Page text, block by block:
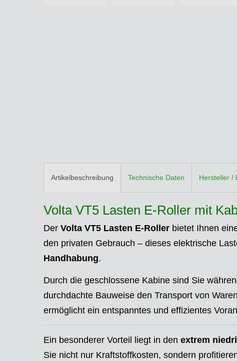
Artikelbeschreibung Technische Daten Hersteller /
Volta VT5 Lasten E-Roller mit
Der Volta VT5 Lasten E-Roller bietet Ihnen
den privaten Gebrauch – dieses elektrische
Handhabung.
Durch die geschlossene Kabine sind Sie
durchdachte Bauweise den Transport von
ermöglicht ein entspanntes und effizientes
Ein besonderer Vorteil liegt in den extrem
Sie nicht nur Kraftstoffkosten, sondern